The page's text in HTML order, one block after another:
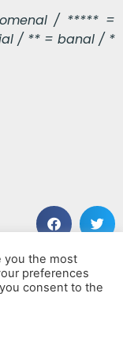
/ ***** =
/ ** = banal / *
BEITRAG
No-Ce & Friends
you the most
preferences
consent to the